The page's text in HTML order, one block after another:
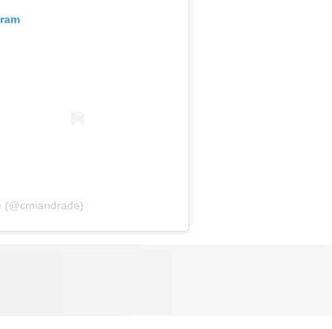
(@cmiandrade)